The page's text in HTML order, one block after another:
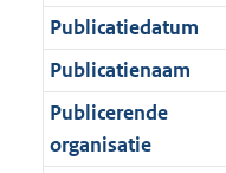
Publicatiedatum
Publicatienaam
Publicerende
organisatie